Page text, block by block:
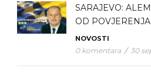
SARAJEVO:
OD POVJERENJA
NOVOSTI
0 komentara / 30